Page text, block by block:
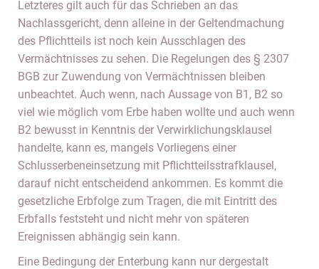
Letzteres gilt auch für das Schrieben an das
Nachlassgericht, denn alleine in der Geltendmachung
des Pflichtteils ist noch kein Ausschlagen des
Vermächtnisses zu sehen. Die Regelungen des § 2307
BGB zur Zuwendung von Vermächtnissen bleiben
unbeachtet. Auch wenn, nach Aussage von B1, B2 so
viel wie möglich vom Erbe haben wollte und auch wenn
B2 bewusst in Kenntnis der Verwirklichungsklausel
handelte, kann es, mangels Vorliegens einer
Schlusserbeneinsetzung mit Pflichtteilsstrafklausel,
darauf nicht entscheidend ankommen. Es kommt die
gesetzliche Erbfolge zum Tragen, die mit Eintritt des
Erbfalls feststeht und nicht mehr von späteren
Ereignissen abhängig sein kann.
Eine Bedingung der Enterbung kann nur dergestalt